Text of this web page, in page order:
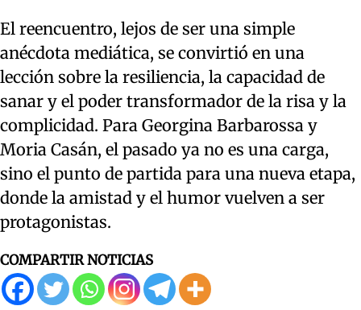
El reencuentro, lejos de ser una simple
anécdota mediática, se convirtió en una
lección sobre la resiliencia, la capacidad de
sanar y el poder transformador de la risa y la
complicidad. Para Georgina Barbarossa y
Moria Casán, el pasado ya no es una carga,
sino el punto de partida para una nueva etapa,
donde la amistad y el humor vuelven a ser
protagonistas.
COMPARTIR NOTICIAS